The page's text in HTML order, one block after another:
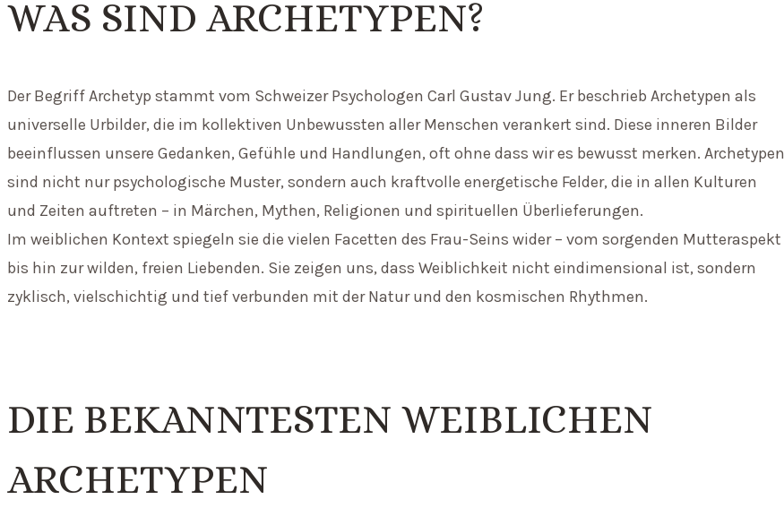
WAS SIND ARCHETYPEN?
Der Begriff Archetyp stammt vom Schweizer Psychologen Carl Gustav Jung. Er beschrieb Archetypen als
universelle Urbilder, die im kollektiven Unbewussten aller Menschen verankert sind. Diese inneren Bilder
beeinflussen unsere Gedanken, Gefühle und Handlungen, oft ohne dass wir es bewusst merken. Archetypen
sind nicht nur psychologische Muster, sondern auch kraftvolle energetische Felder, die in allen Kulturen
und Zeiten auftreten – in Märchen, Mythen, Religionen und spirituellen Überlieferungen.
Im weiblichen Kontext spiegeln sie die vielen Facetten des Frau-Seins wider – vom sorgenden Mutteraspekt
bis hin zur wilden, freien Liebenden. Sie zeigen uns, dass Weiblichkeit nicht eindimensional ist, sondern
zyklisch, vielschichtig und tief verbunden mit der Natur und den kosmischen Rhythmen.
DIE BEKANNTESTEN WEIBLICHEN
ARCHETYPEN